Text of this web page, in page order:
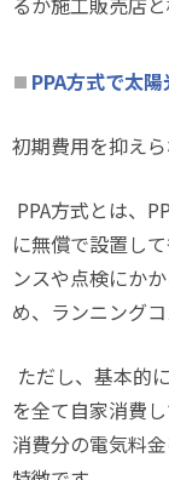
PPA方式で太
初期費用を抑え
PPA方式とは、
に無償で設置し
ンスや点検にか
め、ランニング
ただし、基本的
を全て自家消費
消費分の電気料